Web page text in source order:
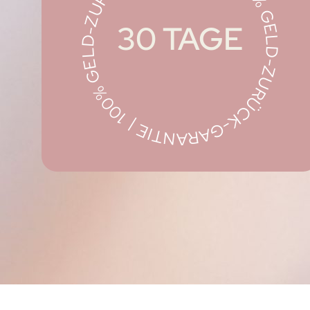
30 TAGE